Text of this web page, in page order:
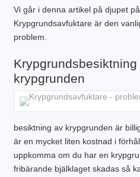
Vi går i denna artikel på djupet
Krypgrundsavfuktare är den
problem.
krypgrunden
besiktning av krypgrunden är
är en mycket liten kostnad i
uppkomma om du har en
fribärande bjälklaget skadas så